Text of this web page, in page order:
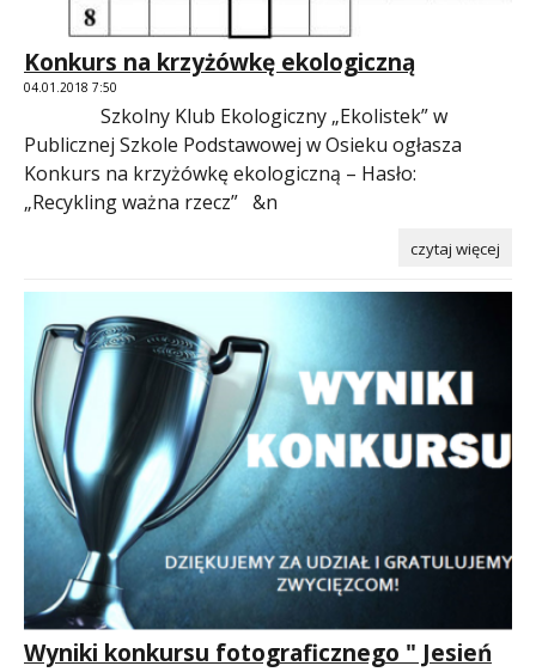
Konkurs na krzyżówkę ekologiczną
04.01.2018 7:50
Szkolny Klub Ekologiczny „Ekolistek” w
Publicznej Szkole Podstawowej w Osieku ogłasza
Konkurs na krzyżówkę ekologiczną – Hasło:
„Recykling ważna rzecz” &n
czytaj więcej
Wyniki konkursu fotograficznego " Jesień